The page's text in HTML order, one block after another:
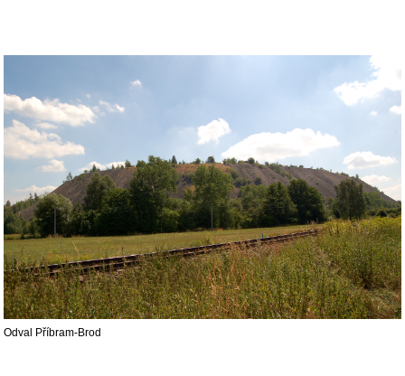
Odval Příbram-Brod